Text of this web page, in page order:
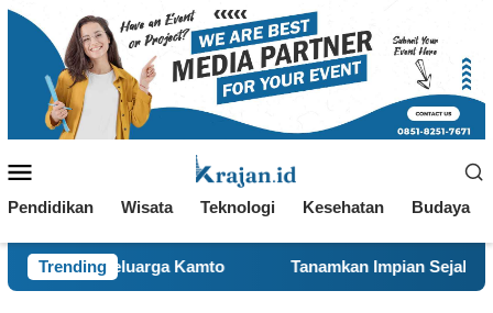
Loncat
Mobile
Pendidikan Wisata Teknologi Kesehatan Budaya
Trending
Keluarga Kamto Tanamkan Impian Sejak Dini,